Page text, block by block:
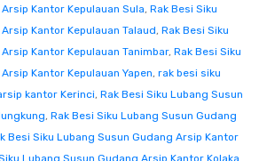
Kantor Kepulauan Sula, Rak Besi Siku
Kantor Kepulauan Talaud, Rak Besi Siku
Kantor Kepulauan Tanimbar, Rak Besi Siku
Kantor Kepulauan Yapen, rak besi siku
kantor Kerinci, Rak Besi Siku Lubang Susun
, Rak Besi Siku Lubang Susun Gudang
Besi Siku Lubang Susun Gudang Arsip Kantor
Lubang Susun Gudang Arsip Kantor Kolaka